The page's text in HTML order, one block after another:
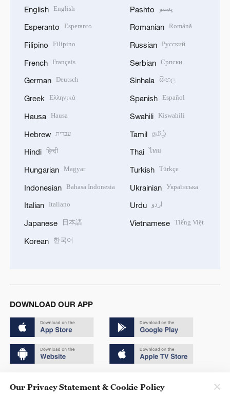
English English
Esperanto Esperanto
Filipino Filipino
French Français
German Deutsch
Greek Ελληνικά
Hausa Hausa
Hebrew עברית
Hindi हिन्दी
Hungarian Magyar
Indonesian Bahasa Indonesia
Italian Italiano
Japanese 日本語
Korean 한국어
Pashto پښتو
Romanian Română
Russian Русский
Serbian Српски
Sinhala සිංහල
Spanish Español
Swahili Kiswahili
Tamil தமிழ்
Thai ไทย
Turkish Türkçe
Ukrainian Українська
Urdu اردو
Vietnamese Tiếng Việt
DOWNLOAD OUR APP
Our Privacy Statement & Cookie Policy